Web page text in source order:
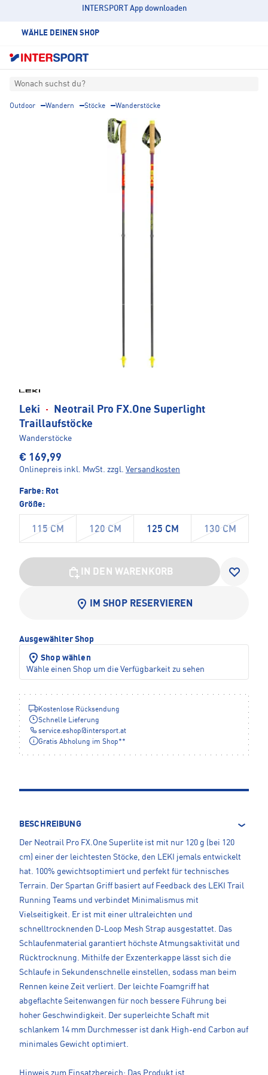
INTERSPORT App downloaden
WÄHLE DEINEN SHOP
Wonach suchst du?
Outdoor Wandern Stöcke Wanderstöcke
Leki ·
Neotrail Pro FX.One Superlight
Traillaufstöcke
Wanderstöcke
€ 169,99
Onlinepreis inkl. MwSt. zzgl. Versandkosten
Farbe: Rot
Größe:
115 CM 120 CM 125 CM 130 CM
IN DEN WARENKORB
IM SHOP RESERVIEREN
Ausgewählter Shop
Shop wählen
Wähle einen Shop um die Verfügbarkeit zu sehen
Kostenlose Rücksendung
Schnelle Lieferung
service.eshop@intersport.at
Gratis Abholung im Shop**
BESCHREIBUNG
Der Neotrail Pro FX.One Superlite ist mit nur 120 g (bei 120
cm) einer der leichtesten Stöcke, den LEKI jemals entwickelt
hat. 100% gewichtsoptimiert und perfekt für technisches
Terrain. Der Spartan Griff basiert auf Feedback des LEKI Trail
Running Teams und verbindet Minimalismus mit
Vielseitigkeit. Er ist mit einer ultraleichten und
schnelltrocknenden D-Loop Mesh Strap ausgestattet. Das
Schlaufenmaterial garantiert höchste Atmungsaktivität und
Rücktrocknung. Mithilfe der Exzenterkappe lässt sich die
Schlaufe in Sekundenschnelle einstellen, sodass man beim
Rennen keine Zeit verliert. Der leichte Foamgriff hat
abgeflachte Seitenwangen für noch bessere Führung bei
hoher Geschwindigkeit. Der superleichte Schaft mit
schlankem 14 mm Durchmesser ist dank High-end Carbon auf
minimales Gewicht optimiert.